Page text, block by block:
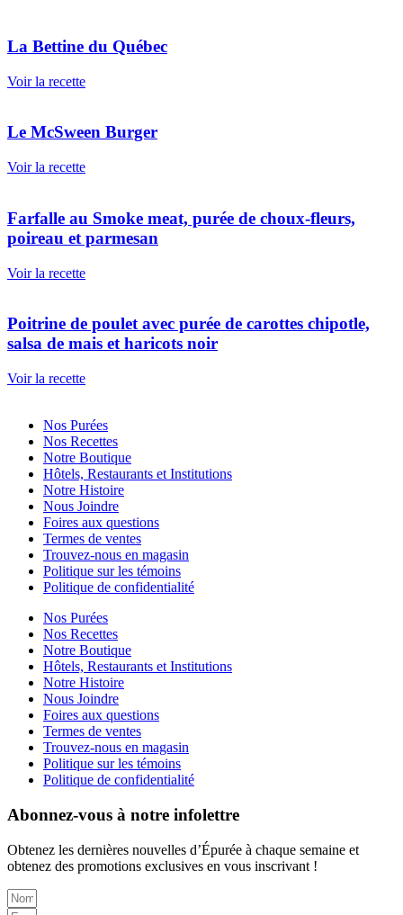
La Bettine du Québec
Voir la recette
Le McSween Burger
Voir la recette
Farfalle au Smoke meat, purée de choux-fleurs,
poireau et parmesan
Voir la recette
Poitrine de poulet avec purée de carottes chipotle,
salsa de mais et haricots noir
Voir la recette
Nos Purées
Nos Recettes
Notre Boutique
Hôtels, Restaurants et Institutions
Notre Histoire
Nous Joindre
Foires aux questions
Termes de ventes
Trouvez-nous en magasin
Politique sur les témoins
Politique de confidentialité
Nos Purées
Nos Recettes
Notre Boutique
Hôtels, Restaurants et Institutions
Notre Histoire
Nous Joindre
Foires aux questions
Termes de ventes
Trouvez-nous en magasin
Politique sur les témoins
Politique de confidentialité
Abonnez-vous à notre infolettre
Obtenez les dernières nouvelles d’Épurée à chaque semaine et
obtenez des promotions exclusives en vous inscrivant !